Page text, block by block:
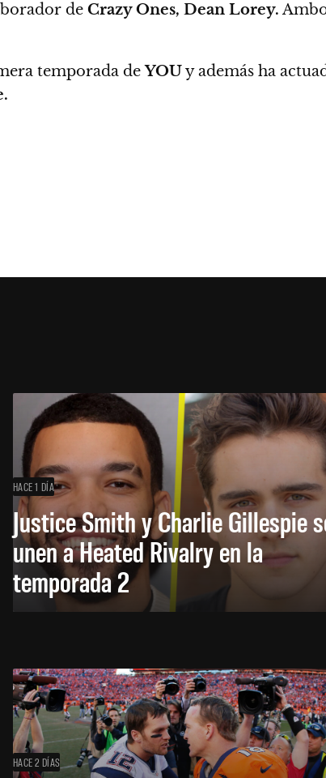
de Crazy Ones, Dean Lorey.
temporada deYOUy además ha
HACE 1 DÍA
Justice Smith y Charlie Gillespie
unen a Heated Rivalry en la
temporada 2
HACE 2 DÍAS